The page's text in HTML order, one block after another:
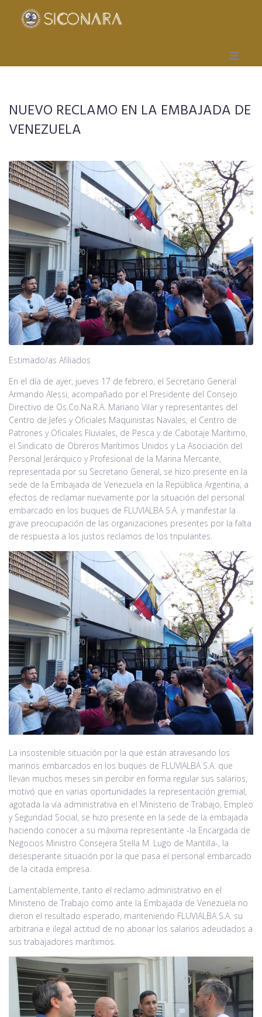
Gremial
Mutual
Capacitación
Seccionales
Noticias
Contacto
NUEVO RECLAMO EN LA EMBAJADA DE
VENEZUELA
Estimado/as Afiliados
En el día de ayer, jueves 17 de febrero, el Secretario General
Armando Alessi, acompañado por el Presidente del Consejo
Directivo de Os.Co.Na.R.A. Mariano Vilar y representantes del
Centro de Jefes y Oficiales Maquinistas Navales, el Centro de
Patrones y Oficiales Fluviales, de Pesca y de Cabotaje Marítimo,
el Sindicato de Obreros Marítimos Unidos y La Asociación del
Personal Jerárquico y Profesional de la Marina Mercante,
representada por su Secretario General, se hizo presente en la
sede de la Embajada de Venezuela en la República Argentina, a
efectos de reclamar nuevamente por la situación del personal
embarcado en los buques de FLUVIALBA S.A. y manifestar la
grave preocupación de las organizaciones presentes por la falta
de respuesta a los justos reclamos de los tripulantes.
La insostenible situación por la que están atravesando los
marinos embarcados en los buques de FLUVIALBA S.A. que
llevan muchos meses sin percibir en forma regular sus salarios,
motivó que en varias oportunidades la representación gremial,
agotada la vía administrativa en el Ministerio de Trabajo, Empleo
y Seguridad Social, se hizo presente en la sede de la embajada
haciendo conocer a su máxima representante -la Encargada de
Negocios Ministro Consejera Stella M. Lugo de Mantilla-, la
desesperante situación por la que pasa el personal embarcado
de la citada empresa.
Lamentablemente, tanto el reclamo administrativo en el
Ministerio de Trabajo como ante la Embajada de Venezuela no
dieron el resultado esperado, manteniendo FLUVIALBA S.A. su
arbitraria e ilegal actitud de no abonar los salarios adeudados a
sus trabajadores marítimos.